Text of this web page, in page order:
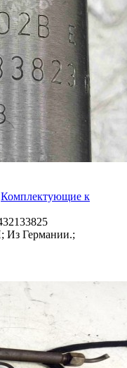
Комплектующие к
Из Германии.;